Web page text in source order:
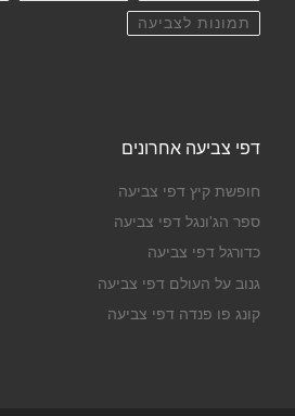
תמונות לצביעה
דפי צביעה אחרונים
חופשת קיץ דפי צביעה
ספר הג'ונגל דפי צביעה
כדורגל דפי צביעה
גנוב על העולם דפי צביעה
קונג פו פנדה דפי צביעה